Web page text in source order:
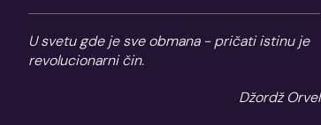
U svetu gde je sve obmana - pričati istinu je
revolucionarni čin.
Džordž Orvel